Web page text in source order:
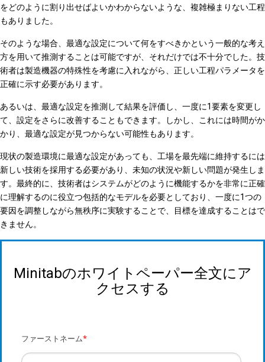
をどのように割り出せばよいかわからないような、複雑極まりない工程
もありました。
そのような場合、最適な設定について何をすべきかという一般的な考え
方を用いて推測することは可能ですが、それだけでは不十分でした。技
術者は製造機器の特殊性を考慮に入れながら、正しい工程パラメータを
正確に示す必要があります。
あるいは、最適な設定を推測して結果を評価し、一度に1要素を変更し
て、設定をさらに改善することもできます。しかし、これには時間がか
かり、最適な設定が見つからない可能性もあります。
現状の製造環境に最適な設定があっても、工場を最先端に維持するには
新しい技術を採用する必要があり、未知の状況や新しい問題が発生しま
す。最終的に、技術者はシステムがどのように機能するかを非常に正確
に理解するのに役立つ包括的なモデルを必要としており、一度に1つの
要因を調整しながら無秩序に実験することで、目標を達成することはで
きません。
Minitabのホワイトペーパー全文にア
クセスする
ファーストネーム*